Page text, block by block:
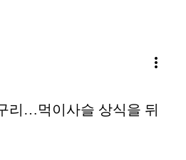
more_vert
리…먹이사슬 상식을 뒤